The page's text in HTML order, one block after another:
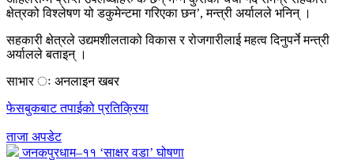
क्षेत्रको विश्लेषण यो डकुमेन्टमा गरिएका छन’, मन्त्री अर्यालले भनिन् ।
सहकारी क्षेत्रले उद्यमशीलताको विकास र रोजगारीलाई महत्व दिनुपर्ने मन्त्री
अर्यालले बताइन् ।
साभार ः अनलाइन खबर
फेसबुकबाट तपाईको प्रतिक्रिया
ताजा अपडेट
जनकपुरधाम–११ ‘साक्षर वडा’ घोषणा